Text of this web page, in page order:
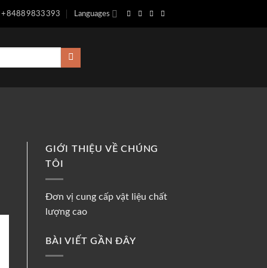
+84889833393 Languages
GIỚI THIỆU VỀ CHÚNG
TÔI
Đơn vị cung cấp vật liệu chất
lượng cao
BÀI VIẾT GẦN ĐÂY